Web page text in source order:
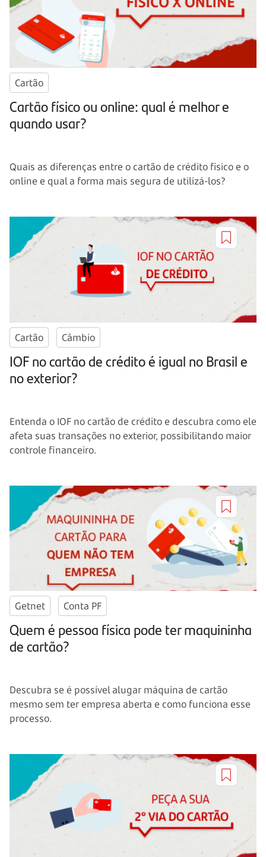
Cartão
Cartão físico ou online: qual é melhor e
quando usar?
Quais as diferenças entre o cartão de crédito físico e o
online e qual a forma mais segura de utilizá-los?
Cartão Câmbio
IOF no cartão de crédito é igual no Brasil e
no exterior?
Entenda o IOF no cartão de crédito e descubra como ele
afeta suas transações no exterior, possibilitando maior
controle financeiro.
Getnet Conta PF
Quem é pessoa física pode ter maquininha
de cartão?
Descubra se é possível alugar máquina de cartão
mesmo sem ter empresa aberta e como funciona esse
processo.